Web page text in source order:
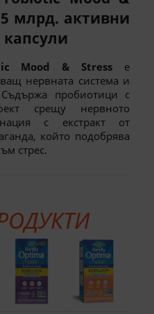
млрд. активни
Mood & Stress е
нервната система и
пробиотици с
срещу нервното
с екстракт от
който подобрява
стрес.